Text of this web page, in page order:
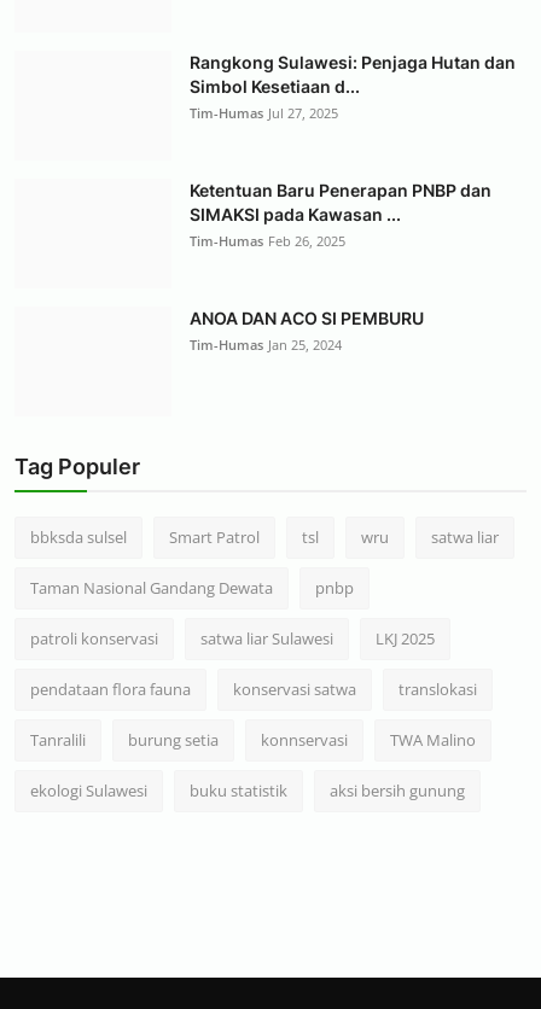
Rangkong Sulawesi: Penjaga Hutan dan
Simbol Kesetiaan d...
Tim-Humas Jul 27, 2025
Ketentuan Baru Penerapan PNBP dan
SIMAKSI pada Kawasan ...
Tim-Humas Feb 26, 2025
ANOA DAN ACO SI PEMBURU
Tim-Humas Jan 25, 2024
Tag Populer
bbksda sulsel Smart Patrol tsl wru satwa liar
Taman Nasional Gandang Dewata pnbp
patroli konservasi satwa liar Sulawesi LKJ 2025
pendataan flora fauna konservasi satwa translokasi
Tanralili burung setia konnservasi TWA Malino
ekologi Sulawesi buku statistik aksi bersih gunung